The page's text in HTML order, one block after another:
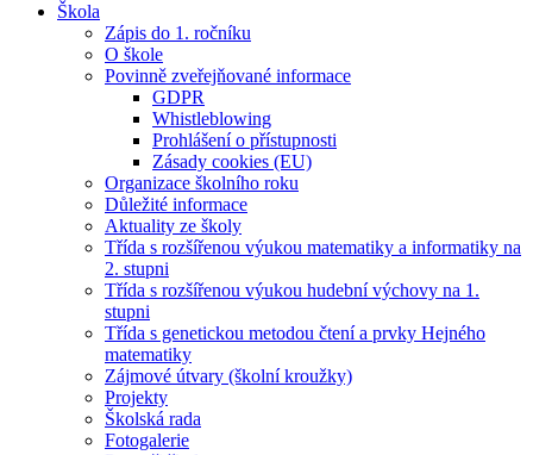
Škola
Zápis do 1. ročníku
O škole
Povinně zveřejňované informace
GDPR
Whistleblowing
Prohlášení o přístupnosti
Zásady cookies (EU)
Organizace školního roku
Důležité informace
Aktuality ze školy
Třída s rozšířenou výukou matematiky a informatiky na
2. stupni
Třída s rozšířenou výukou hudební výchovy na 1.
stupni
Třída s genetickou metodou čtení a prvky Hejného
matematiky
Zájmové útvary (školní kroužky)
Projekty
Školská rada
Fotogalerie